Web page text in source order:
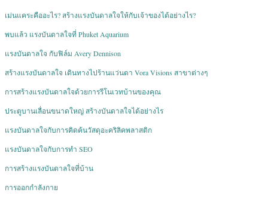
เม่นแคระคืออะไร? สร้างแรงบันดาลใจให้กับเจ้าของได้อย่างไร?
พบแล้ว แรงบันดาลใจที่ Phuket Aquarium
แรงบันดาลใจ กับฟิล์ม Avery Dennison
สร้างแรงบันดาลใจ เดินทางไปร้านแว่นตา Vora Visions สาขาต่างๆ
การสร้างแรงบันดาลใจด้วยการรีโนเวทบ้านของคุณ
ประตูบานเลื่อนขนาดใหญ่ สร้างบันดาลใจได้อย่างไร
แรงบันดาลใจกับการคิดค้นวัสดุอะคริลิคพลาสติก
แรงบันดาลใจกับการทำ SEO
การสร้างแรงบันดาลใจที่บ้าน
การออกกำลังกาย